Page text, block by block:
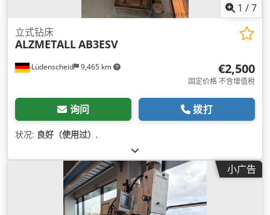
1 /7
Lüdenscheid 9,465 km
立式钻床
ALZMETALLAB3ESV
€2,500
固定价格 不含增值税
询问 拨打
状况: 良好（使用过） ,
小广告